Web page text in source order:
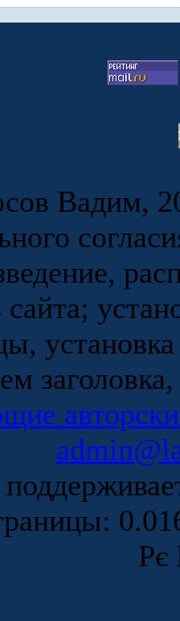
Вадим,
сайта;
Рє